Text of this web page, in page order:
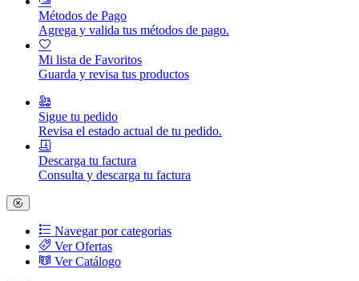
Métodos de Pago
Agrega y valida tus métodos de pago.
Mi lista de Favoritos
Guarda y revisa tus productos
Sigue tu pedido
Revisa el estado actual de tu pedido.
Descarga tu factura
Consulta y descarga tu factura
Navegar por categorias
Ver Ofertas
Ver Catálogo